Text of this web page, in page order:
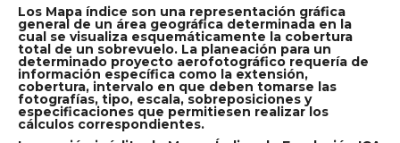
Los Mapa índice son una representación gráfica
general de un área geográfica determinada en la
cual se visualiza esquemáticamente la cobertura
total de un sobrevuelo. La planeación para un
determinado proyecto aerofotográfico requería de
información específica como la extensión,
cobertura, intervalo en que deben tomarse las
fotografías, tipo, escala, sobreposiciones y
especificaciones que permitiesen realizar los
cálculos correspondientes.